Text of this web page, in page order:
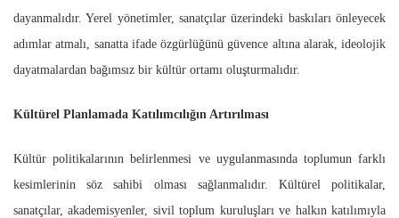
dayanmalıdır. Yerel yönetimler, sanatçılar üzerindeki baskıları önleyecek
adımlar atmalı, sanatta ifade özgürlüğünü güvence altına alarak, ideolojik
dayatmalardan bağımsız bir kültür ortamı oluşturmalıdır.
Kültürel Planlamada Katılımcılığın Artırılması
Kültür politikalarının belirlenmesi ve uygulanmasında toplumun farklı
kesimlerinin söz sahibi olması sağlanmalıdır. Kültürel politikalar,
sanatçılar, akademisyenler, sivil toplum kuruluşları ve halkın katılımıyla